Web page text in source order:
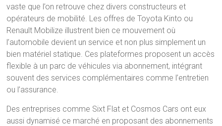
vaste que l’on retrouve chez divers constructeurs et
opérateurs de mobilité. Les offres de Toyota Kinto ou
Renault Mobilize illustrent bien ce mouvement où
l’automobile devient un service et non plus simplement un
bien matériel statique. Ces plateformes proposent un accès
flexible à un parc de véhicules via abonnement, intégrant
souvent des services complémentaires comme l’entretien
ou l’assurance.
Des entreprises comme Sixt Flat et Cosmos Cars ont eux
aussi dynamisé ce marché en proposant des abonnements